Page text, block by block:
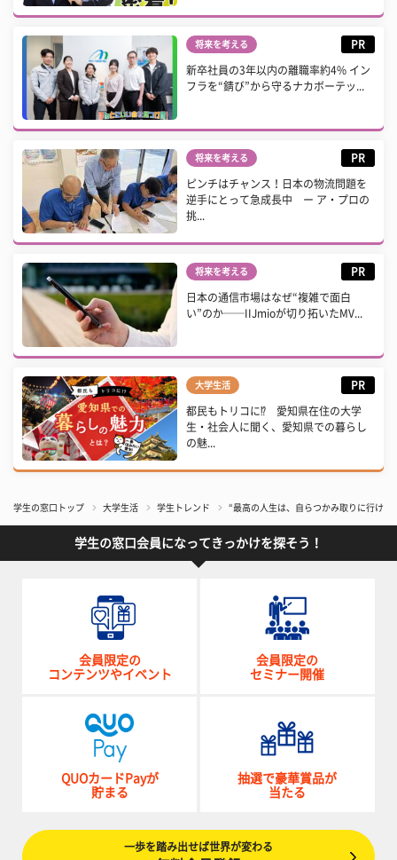
将来を考える PR
新卒社員の3年以内の離職率約4% イン
フラを“錆び”から守るナカボーテッ...
将来を考える PR
ピンチはチャンス！日本の物流問題を
逆手にとって急成長中 ー ア・プロの
挑...
将来を考える PR
日本の通信市場はなぜ“複雑で面白
い”のか──IIJmioが切り拓いたMV...
大学生活 PR
都民もトリコに⁉ 愛知県在住の大学
生・社会人に聞く、愛知県での暮らし
の魅...
学生の窓口トップ 大学生活 学生トレンド “最高の人生は、自らつかみ取りに行け
学生の窓口会員になってきっかけを探そう！
会員限定の
コンテンツやイベント
会員限定の
セミナー開催
QUOカードPayが
貯まる
抽選で豪華賞品が
当たる
一歩を踏み出せば世界が変わる